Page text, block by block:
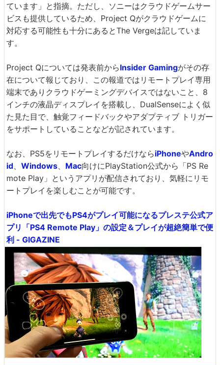
ています」と指摘。ただし、ソニーはクラウドゲームサー
ビスも提供しているため、Project Qがクラウドゲームに
対応する可能性も十分にあるとThe Vergeは記していま
す。
Project Qについては発表前からInsider Gamingがその存
在について報じており、この報道ではリモートプレイ専用
端末でありクラウドゲーミングデバイスではないこと、8
インチの液晶ディスプレイを搭載し、DualSenseによく似
た見た目で、触覚フィードバックやアダプティブ トリガー
をサポートしていることなどが記されています。
なお、PS5をリモートプレイするだけならiPhoneやAndro
id
Windows Mac向けにPlayStation公式から「PS Re
mote Play」というアプリが配信されており、気軽にリモ
ートプレイを楽しむことが可能です。
iPhoneで出先でもPS4がプレイ可能になるプレステ公式ア
プリ「PS4 Remote Play」の設定＆プレイが超絶簡単で便
利 - GIGAZINE